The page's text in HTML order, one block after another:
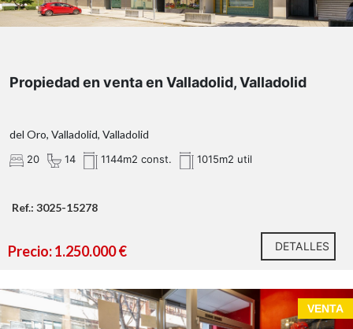
Propiedad en venta en Valladolid, Valladolid
del Oro, Valladolid, Valladolid
20 14 1144m2 const. 1015m2 util
Ref.: 3025-15278
Precio: 1.250.000 € DETALLES
VENTA